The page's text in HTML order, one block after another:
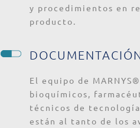
y procedimientos en
producto.
El equipo de
bioquímicos,
técnicos de
están al tanto de los